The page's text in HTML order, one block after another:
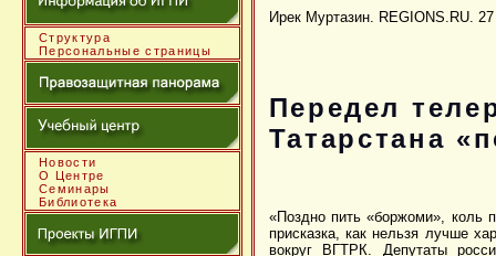
Структура
Персональные страницы
Новости
О Центре
Семинары
Библиотека
Ирек Муртазин. REGIONS.RU. 27
Передел
Татарстана
«Поздно пить «боржоми», коль
присказка, как нельзя лучше
вокруг ВГТРК. Депутаты